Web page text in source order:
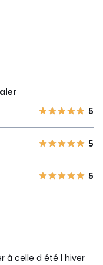
5
5
5
à celle d été l hiver